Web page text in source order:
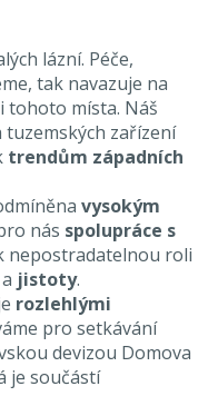
lázní. Péče,
tak navazuje na
tohoto místa. Náš
zařízení
trendům západních
vysokým
nás spolupráce s
nepostradatelnou roli
a jistoty.
rozlehlými
pro setkávání
devizou Domova
je součástí